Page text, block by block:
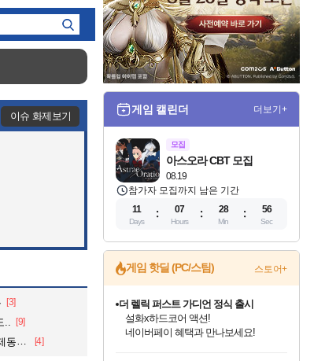
이슈 화제보기
[3]
.. [9]
나 [4]
게임 캘린더 더보기+
모집
08.19
아스오라 CBT 모집
참가자 모집까지 남은 기간
11
Days
07
Hours
28
Min
54
Sec
게임 핫딜 (PC/스팀) 스토어+
더 렐릭 퍼스트 가디언 정식 출시
설화x하드코어 액션!
네이버페이 혜택과 만나보세요!